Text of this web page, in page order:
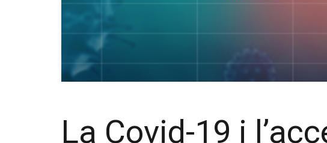
La Covid-19 i